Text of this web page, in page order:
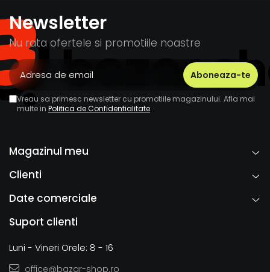
Newsletter
Nu rata ofertele si promotiile noastre
Vreau sa primesc newsletter cu promotiile magazinului. Afla mai
multe in Politica de Confidentialitate
Magazinul meu
Clienti
Date comerciale
Suport clienti
Luni - Vineri Orele: 8 - 16
office@bazar-shop.ro